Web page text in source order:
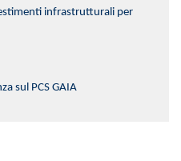
infrastrutturali per
sul PCS GAIA